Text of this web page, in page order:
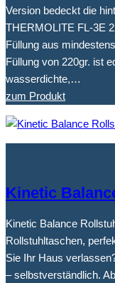
Version bedeckt die
THERMOLITE FL-3E
Füllung aus
Füllung von 220gr. ist
wasserdichte,…
zum Produkt
Kinetic
Kinetic Balance
Rollstuhltaschen,
Sie Ihr Haus
– selbstverständlich.